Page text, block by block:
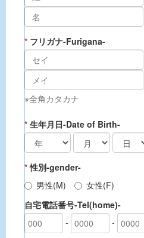
* フリガナ-Furigana-
※全角カタカナ
* 生年月日-Date of Birth-
*性別-gender-
男性(M)
女性(F)
自宅電話番号-Tel(home)-
-
-